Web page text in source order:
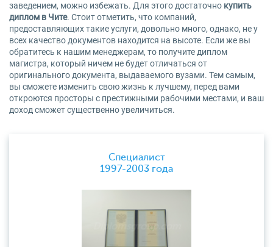
заведением, можно избежать. Для этого достаточно купить
диплом в Чите. Стоит отметить, что компаний,
предоставляющих такие услуги, довольно много, однако, не у
всех качество документов находится на высоте. Если же вы
обратитесь к нашим менеджерам, то получите диплом
магистра, который ничем не будет отличаться от
оригинального документа, выдаваемого вузами. Тем самым,
вы сможете изменить свою жизнь к лучшему, перед вами
откроются просторы с престижными рабочими местами, и ваш
доход сможет существенно увеличиться.
Специалист
1997-2003 года